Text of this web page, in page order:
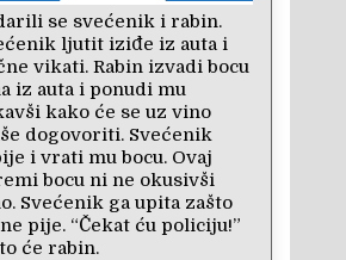
se svećenik i rabin.
ljutit iziđe iz auta i
vikati. Rabin izvadi bocu
iz auta i ponudi mu
kako će se uz vino
dogovoriti. Svećenik
i vrati mu bocu. Ovaj
bocu ni ne okusivši
Svećenik ga upita zašto
pije. “Čekat ću policiju!”
će rabin.